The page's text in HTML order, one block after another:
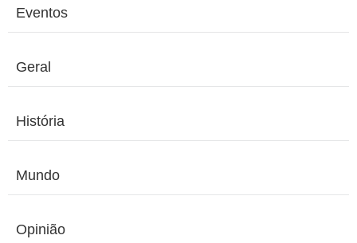
Eventos
Geral
História
Mundo
Opinião